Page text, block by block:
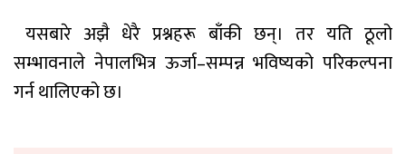
यसबारे अझै धेरै प्रश्नहरू बाँकी छन्। तर यति ठूलो
सम्भावनाले नेपालभित्र ऊर्जा–सम्पन्न भविष्यको परिकल्पना
गर्न थालिएको छ।